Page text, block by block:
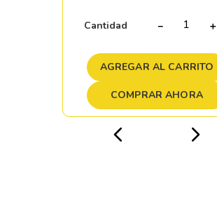
Cantidad ＋
－
AGREGAR AL CARRITO
COMPRAR AHORA